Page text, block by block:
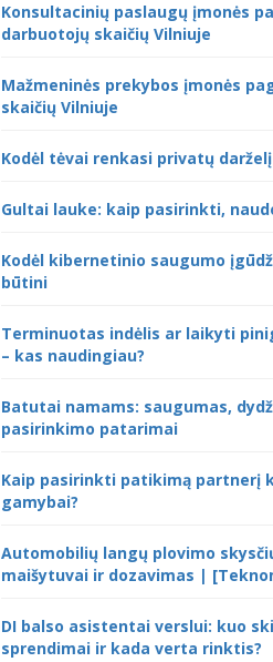
Konsultacinių paslaugų įmonės
darbuotojų skaičių Vilniuje
Mažmeninės prekybos įmonės
skaičių Vilniuje
Kodėl tėvai renkasi privatų
Gultai lauke: kaip pasirinkti,
Kodėl kibernetinio saugumo
būtini
Terminuotas indėlis ar laikyti
– kas naudingiau?
Batutai namams: saugumas,
pasirinkimo patarimai
Kaip pasirinkti patikimą partnerį
gamybai?
Automobilių langų plovimo
maišytuvai ir dozavimas |
DI balso asistentai verslui: kuo
sprendimai ir kada verta rinktis?